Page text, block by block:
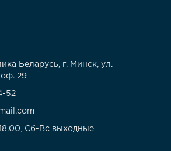
Беларусь, г. Минск, ул.
оф. 29
52
Сб-Вс выходные